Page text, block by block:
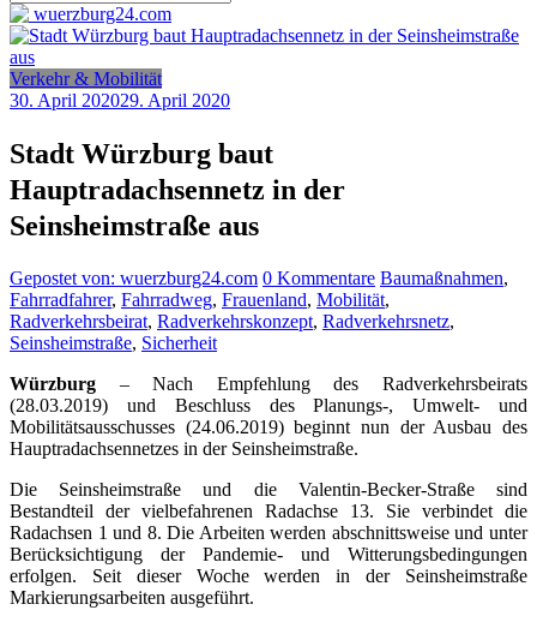
Verkehr & Mobilität
30. April 202029. April 2020
Stadt Würzburg baut
Hauptradachsennetz in der
Seinsheimstraße aus
Gepostet von: wuerzburg24.com 0 Kommentare Baumaßnahmen,
Fahrradfahrer, Fahrradweg, Frauenland, Mobilität,
Radverkehrsbeirat, Radverkehrskonzept, Radverkehrsnetz,
Seinsheimstraße, Sicherheit
Würzburg – Nach Empfehlung des Radverkehrsbeirats
(28.03.2019) und Beschluss des Planungs-, Umwelt- und
Mobilitätsausschusses (24.06.2019) beginnt nun der Ausbau des
Hauptradachsennetzes in der Seinsheimstraße.
Die Seinsheimstraße und die Valentin-Becker-Straße sind
Bestandteil der vielbefahrenen Radachse 13. Sie verbindet die
Radachsen 1 und 8. Die Arbeiten werden abschnittsweise und unter
Berücksichtigung der Pandemie- und Witterungsbedingungen
erfolgen. Seit dieser Woche werden in der Seinsheimstraße
Markierungsarbeiten ausgeführt.